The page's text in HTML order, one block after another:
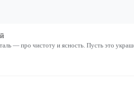
— про чистоту и ясность. Пусть это